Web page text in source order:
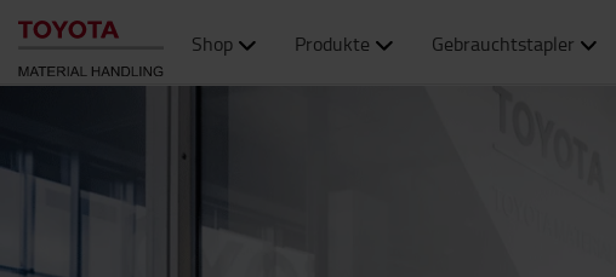
Shop Produkte Gebrauchtstapler